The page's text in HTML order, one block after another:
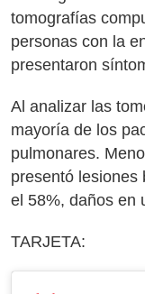
tomografías
personas con la
presentaron
Al analizar las
mayoría de los
pulmonares.
presentó lesiones
el 58%, daños en
TARJETA: